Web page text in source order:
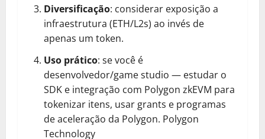
Diversificação: considerar exposição a
infraestrutura (ETH/L2s) ao invés de
apenas um token.
Uso prático: se você é
desenvolvedor/game studio — estudar o
SDK e integração com Polygon zkEVM para
tokenizar itens, usar grants e programas
de aceleração da Polygon. Polygon
Technology